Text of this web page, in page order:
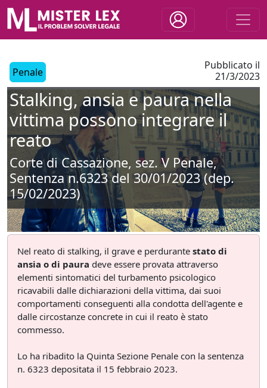
Penale
Pubblicato il
21/3/2023
Stalking, ansia e paura nella
vittima possono integrare il
reato
Corte di Cassazione, sez. V Penale,
Sentenza n.6323 del 30/01/2023 (dep.
15/02/2023)
Nel reato di stalking, il grave e perdurante stato di
ansia o di paura deve essere provata attraverso
elementi sintomatici del turbamento psicologico
ricavabili dalle dichiarazioni della vittima, dai suoi
comportamenti conseguenti alla condotta dell'agente e
dalle circostanze concrete in cui il reato è stato
commesso.
Lo ha ribadito la Quinta Sezione Penale con la sentenza
n. 6323 depositata il 15 febbraio 2023.